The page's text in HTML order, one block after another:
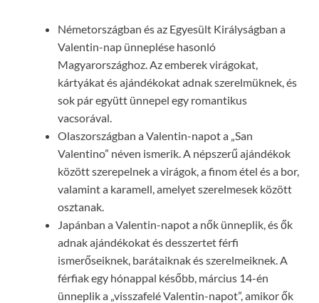
Németországban és az Egyesült Királyságban a
Valentin-nap ünneplése hasonló
Magyarországhoz. Az emberek virágokat,
kártyákat és ajándékokat adnak szerelmüknek, és
sok pár együtt ünnepel egy romantikus
vacsorával.
Olaszországban a Valentin-napot a „San
Valentino” néven ismerik. A népszerű ajándékok
között szerepelnek a virágok, a finom étel és a bor,
valamint a karamell, amelyet szerelmesek között
osztanak.
Japánban a Valentin-napot a nők ünneplik, és ők
adnak ajándékokat és desszertet férfi
ismerőseiknek, barátaiknak és szerelmeiknek. A
férfiak egy hónappal később, március 14-én
ünneplik a „visszafelé Valentin-napot”, amikor ők